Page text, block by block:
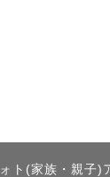
ご希望が
クオリテ
ト(家族・親子)